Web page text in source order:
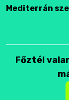
Mediterrán
Főztél